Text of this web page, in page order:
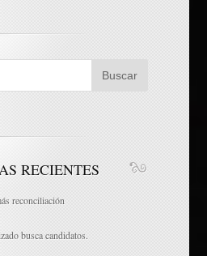
RECIENTES
reconciliación
busca candidatos.